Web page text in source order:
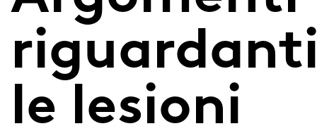
Collari cervicali
Gomitiere
Tutori per spalla
Argomenti riguardanti le lesioni
le lesioni